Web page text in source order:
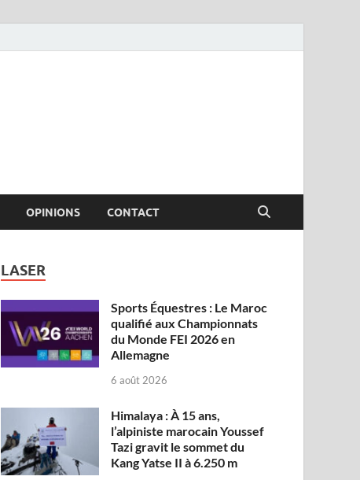
OPINIONS CONTACT
LASER
Sports Équestres : Le Maroc
qualifié aux Championnats
du Monde FEI 2026 en
Allemagne
6 août 2026
Himalaya : À 15 ans,
l’alpiniste marocain Youssef
Tazi gravit le sommet du
Kang Yatse II à 6.250 m